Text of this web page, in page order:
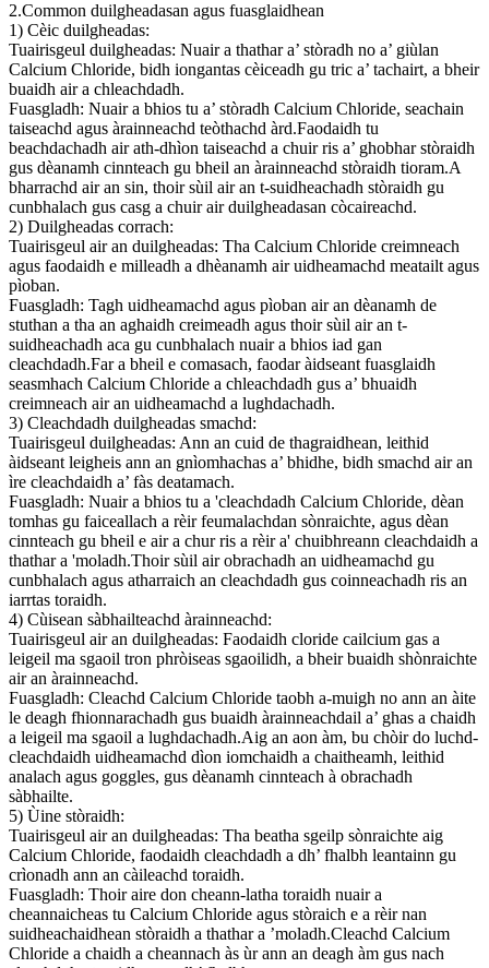
2.Common duilgheadasan agus fuasglaidhean
1) Cèic duilgheadas:
Tuairisgeul duilgheadas: Nuair a thathar a’ stòradh no a’ giùlan
Calcium Chloride, bidh iongantas cèiceadh gu tric a’ tachairt, a bheir
buaidh air a chleachdadh.
Fuasgladh: Nuair a bhios tu a’ stòradh Calcium Chloride, seachain
taiseachd agus àrainneachd teòthachd àrd.Faodaidh tu
beachdachadh air ath-dhìon taiseachd a chuir ris a’ ghobhar stòraidh
gus dèanamh cinnteach gu bheil an àrainneachd stòraidh tioram.A
bharrachd air an sin, thoir sùil air an t-suidheachadh stòraidh gu
cunbhalach gus casg a chuir air duilgheadasan còcaireachd.
2) Duilgheadas corrach:
Tuairisgeul air an duilgheadas: Tha Calcium Chloride creimneach
agus faodaidh e milleadh a dhèanamh air uidheamachd meatailt agus
pìoban.
Fuasgladh: Tagh uidheamachd agus pìoban air an dèanamh de
stuthan a tha an aghaidh creimeadh agus thoir sùil air an t-
suidheachadh aca gu cunbhalach nuair a bhios iad gan
cleachdadh.Far a bheil e comasach, faodar àidseant fuasglaidh
seasmhach Calcium Chloride a chleachdadh gus a’ bhuaidh
creimneach air an uidheamachd a lughdachadh.
3) Cleachdadh duilgheadas smachd:
Tuairisgeul duilgheadas: Ann an cuid de thagraidhean, leithid
àidseant leigheis ann an gnìomhachas a’ bhidhe, bidh smachd air an
ìre cleachdaidh a’ fàs deatamach.
Fuasgladh: Nuair a bhios tu a 'cleachdadh Calcium Chloride, dèan
tomhas gu faiceallach a rèir feumalachdan sònraichte, agus dèan
cinnteach gu bheil e air a chur ris a rèir a' chuibhreann cleachdaidh a
thathar a 'moladh.Thoir sùil air obrachadh an uidheamachd gu
cunbhalach agus atharraich an cleachdadh gus coinneachadh ris an
iarrtas toraidh.
4) Cùisean sàbhailteachd àrainneachd:
Tuairisgeul air an duilgheadas: Faodaidh cloride cailcium gas a
leigeil ma sgaoil tron ​​​​phròiseas sgaoilidh, a bheir buaidh shònraichte
air an àrainneachd.
Fuasgladh: Cleachd Calcium Chloride taobh a-muigh no ann an àite
le deagh fhionnarachadh gus buaidh àrainneachdail a’ ghas a chaidh
a leigeil ma sgaoil a lughdachadh.Aig an aon àm, bu chòir do luchd-
cleachdaidh uidheamachd dìon iomchaidh a chaitheamh, leithid
analach agus goggles, gus dèanamh cinnteach à obrachadh
sàbhailte.
5) Ùine stòraidh:
Tuairisgeul air an duilgheadas: Tha beatha sgeilp sònraichte aig
Calcium Chloride, faodaidh cleachdadh a dh’ fhalbh leantainn gu
crìonadh ann an càileachd toraidh.
Fuasgladh: Thoir aire don cheann-latha toraidh nuair a
cheannaicheas tu Calcium Chloride agus stòraich e a rèir nan
suidheachaidhean stòraidh a thathar a ’moladh.Cleachd Calcium
Chloride a chaidh a cheannach às ùr ann an deagh àm gus nach